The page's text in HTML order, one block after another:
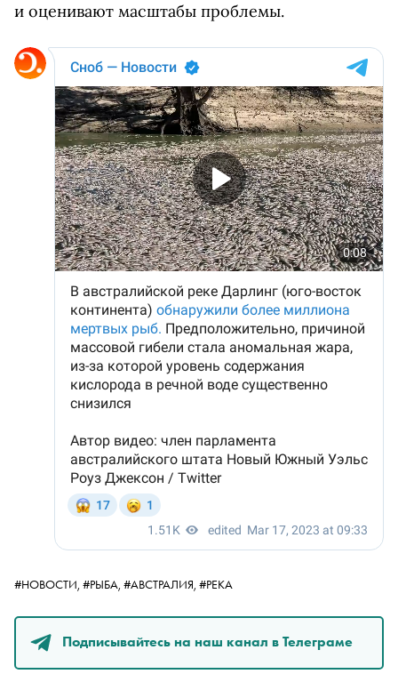
и оценивают масштабы проблемы.
#НОВОСТИ, #РЫБА, #АВСТРАЛИЯ, #РЕКА
Подписывайтесь на наш канал в Телеграме